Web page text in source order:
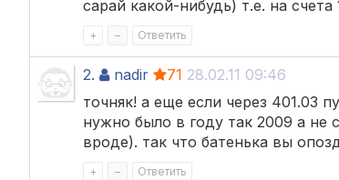
сарай какой-нибудь) т.е. на счета
+ – Ответить
2. nadir 71 28.02.11 09:46
точняк! а еще если через 401.03
нужно было в году так 2009 а не
вроде). так что батенька вы
+ – Ответить